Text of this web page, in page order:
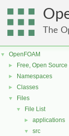
The
▼ OpenFOAM
► Free, Open
► Namespaces
► Classes
▼ Files
▼ File List
► applications
▼ src